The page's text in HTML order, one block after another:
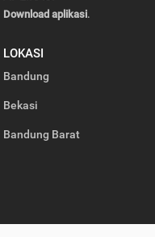
Download aplikasi.
LOKASI
Bandung
Bekasi
Bandung Barat